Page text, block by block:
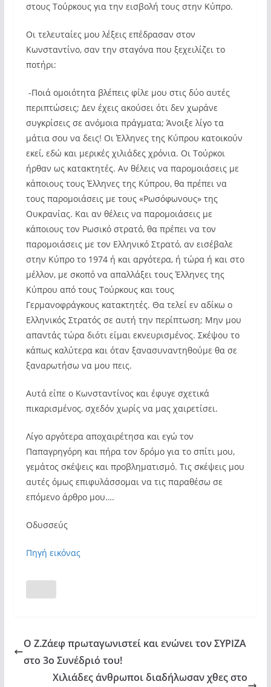
στους Τούρκους για την εισβολή τους στην Κύπρο.
Οι τελευταίες μου λέξεις επέδρασαν στον
Κωνσταντίνο, σαν την σταγόνα που ξεχειλίζει το
ποτήρι:
-Ποιά ομοιότητα βλέπεις φίλε μου στις δύο αυτές
περιπτώσεις; Δεν έχεις ακούσει ότι δεν χωράνε
συγκρίσεις σε ανόμοια πράγματα; Άνοιξε λίγο τα
μάτια σου να δεις! Οι Έλληνες της Κύπρου κατοικούν
εκεί, εδώ και μερικές χιλιάδες χρόνια. Οι Τούρκοι
ήρθαν ως κατακτητές. Αν θέλεις να παρομοιάσεις με
κάποιους τους Έλληνες της Κύπρου, θα πρέπει να
τους παρομοιάσεις με τους «Ρωσόφωνους» της
Ουκρανίας. Και αν θέλεις να παρομοιάσεις με
κάποιους τον Ρωσικό στρατό, θα πρέπει να τον
παρομοιάσεις με τον Ελληνικό Στρατό, αν εισέβαλε
στην Κύπρο το 1974 ή και αργότερα, ή τώρα ή και στο
μέλλον, με σκοπό να απαλλάξει τους Έλληνες της
Κύπρου από τους Τούρκους και τους
Γερμανοφράγκους κατακτητές. Θα τελεί εν αδίκω ο
Ελληνικός Στρατός σε αυτή την περίπτωση; Μην μου
απαντάς τώρα διότι είμαι εκνευρισμένος. Σκέψου το
κάπως καλύτερα και όταν ξανασυναντηθούμε θα σε
ξαναρωτήσω να μου πεις.
Αυτά είπε ο Κωνσταντίνος και έφυγε σχετικά
πικαρισμένος, σχεδόν χωρίς να μας χαιρετίσει.
Λίγο αργότερα αποχαιρέτησα και εγώ τον
Παπαγρηγόρη και πήρα τον δρόμο για το σπίτι μου,
γεμάτος σκέψεις και προβληματισμό. Τις σκέψεις μου
αυτές όμως επιφυλάσσομαι να τις παραθέσω σε
επόμενο άρθρο μου….
Οδυσσεύς
Πηγή εικόνας
Ο Ζ.Ζάεφ πρωταγωνιστεί και ενώνει τον ΣΥΡΙΖΑ
στο 3ο Συνέδριό του!
Χιλιάδες άνθρωποι διαδήλωσαν χθες στο